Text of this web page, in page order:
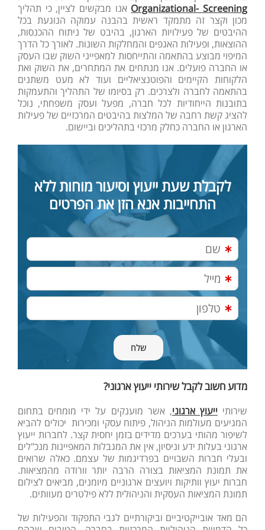
Organizational- Screening אנו מבקשים לציין, כי תהליך
מכון וקצר זה מתמקד ראשית בהבנה עמוקה הנוגעת בכל
ההיבטים של פעילויות הארגון, בהיבט של ניתוח ההכנסות,
ההוצאות, ופעילות האגפים והמחלקות השונות. לאורך כל הדרך
המיפוי מבוצע בהתאמה והתייחסות למאפייני השוק שבו העסק
או החברה פועלים. אנו מנתחים את המתחרים, את השוק ואת
הלקוחות הקיימים והפוטנציאליים ועוד לא מעט משתנים
בהתאמה לחברה ולצרכים. רק בסיומו של התהליך והתעמקות
בתובנות הייחודיות לכל חברה, מפעל ועסק משפחתי, נוכל
להציג קשת רחבה של המלצות בהיבטים המרכזיים של פעילות
הארגון או החברה כחלק מרכזי בתהליכים וביישום.
לקבלת שעת ייעוץ וסיעור מוחות ללא
התחייבות אנא הזן את הפרטים
מדוע חשוב לקבל שירותי ייעוץ ארגוני?
שירותי ייעוץ ארגוני, אשר מוענקים על ידי מומחים בתחום
המגיעים מעולמות הניהול, פיתוח עסקי ומכירות יכולים להביא
לשיפור מהותי בערכים מדידים בזמן יחסית קצר. לחברות ייעוץ
ארגוני בעלות ידע וניסיון, אין את המגבלות המאפיינות מנכ"לים
ובעלי חברות השבויים בפרדיגמות של עצמם. כאלה שרואים
את תמונת המציאות בצורה הרבה יותר וורודה מהמציאות.
חברות יעוץ וותיקות ויועצים ארגוניים מיומנים, מביאים לצילום
תמונת המציאות העסקית והניהולית ללא פילטרים מעוותים.
הם מאד אובייקטיביים וביקורתיים לגבי התפקוד והפעילות של